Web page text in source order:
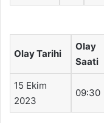
Olay Tarihi
Olay
Saati
15 Ekim
2023
09:30